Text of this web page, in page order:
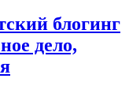
блогинг
дело,